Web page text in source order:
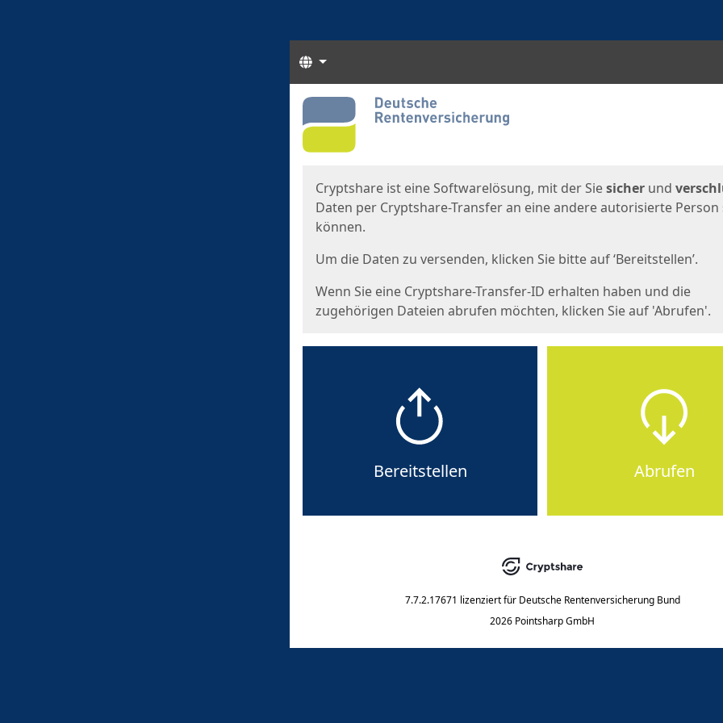
Sprachen
Start
Cryptshare ist eine Softwarelösung, mit der Siesicher und
Daten per Cryptshare-Transfer an eine andere autorisierte Person
können.
Um die Daten zu versenden, klicken Sie bitte auf ‘Bereitstellen’.
Wenn Sie eine Cryptshare-Transfer-ID erhalten haben und die
zugehörigen Dateien abrufen möchten, klicken Sie auf 'Abrufen'.
Bereitstellen Abrufen
7.7.2.17671 lizenziert für Deutsche Rentenversicherung Bund
2026 Pointsharp GmbH